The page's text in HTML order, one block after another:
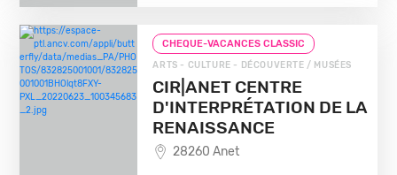
CHEQUE-VACANCES CLASSIC
ARTS - CULTURE - DÉCOUVERTE / MUSÉES
CIR|ANET CENTRE
D'INTERPRÉTATION DE LA
RENAISSANCE
28260 Anet